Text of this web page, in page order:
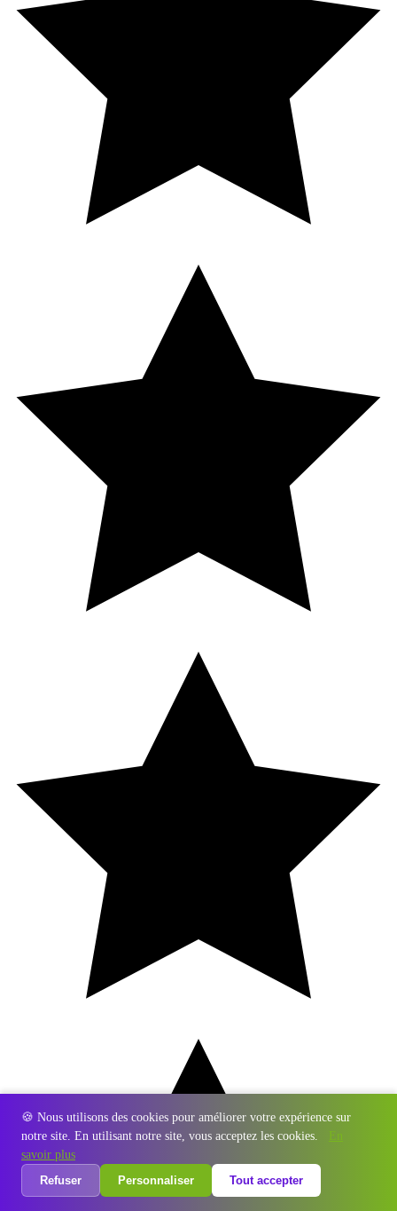
🍪 Nous utilisons des cookies pour améliorer votre expérience sur
notre site. En utilisant notre site, vous acceptez les cookies.
En
savoir plus
Refuser
Personnaliser Tout accepter